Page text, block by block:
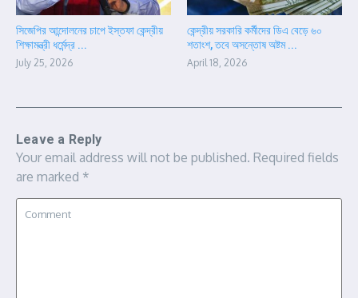
সিজেপির আন্দোলনের চাপে ইস্তফা কেন্দ্রীয়
শিক্ষামন্ত্রী ধর্মেন্দ্র ...
July 25, 2026
কেন্দ্রীয় সরকারি কর্মীদের ডিএ বেড়ে ৬০
শতাংশ, তবে অসন্তোষ অষ্টম ...
April 18, 2026
Leave a Reply
Your email address will not be published. Required fields
are marked *